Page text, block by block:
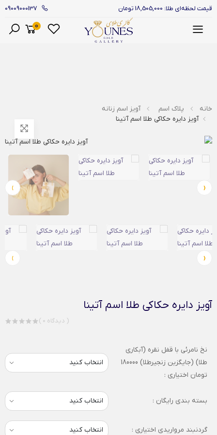
قیمت لحظه‌ای طلا: 18,505,000 تومان 09009000137
0
خانه پلاک اسم
آویز اسم زنانه
آویز دایره حکاکی طلا اسم آتینا
‹
›
‹
›
آویز دایره حکاکی طلا اسم آتینا
( 0 دیدگاه )
نخ نامرئی با قفل نقره (آبکاری
طلا) (جایگزین زنجیرطلا) 180000
تومان اختیاری :
بسته بندی رایگان :
گردنبند مرواریدی اختیاری :